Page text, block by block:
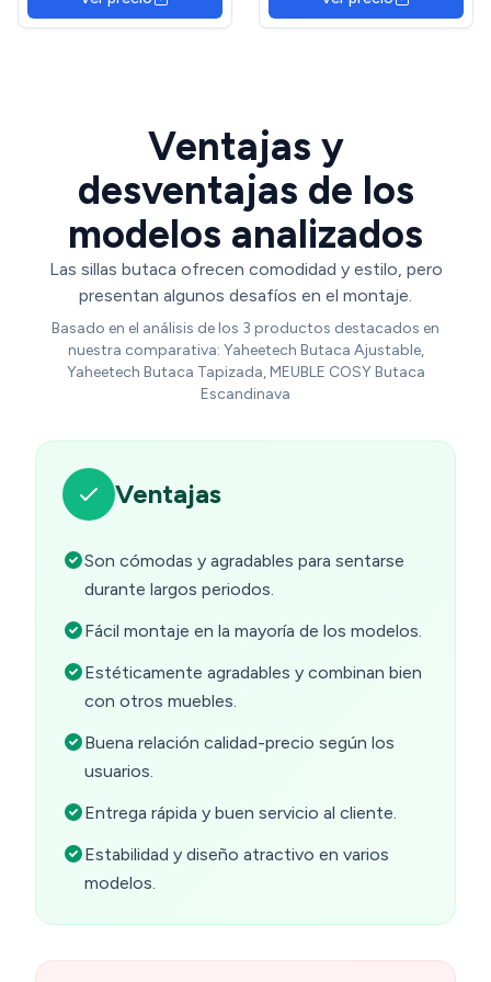
de 120 kg, Patas de Metal,
para Comedor, Cocina,
Carga 120 kg para Oficina
Estudio 66,5x94x100 cm
Ventajas y
desventajas de los
modelos analizados
Las sillas butaca ofrecen comodidad y estilo, pero
presentan algunos desafíos en el montaje.
Basado en el análisis de los 3 productos destacados en
nuestra comparativa: Yaheetech Butaca Ajustable,
Yaheetech Butaca Tapizada, MEUBLE COSY Butaca
Escandinava
Ventajas
Son cómodas y agradables para sentarse
durante largos periodos.
Fácil montaje en la mayoría de los modelos.
Estéticamente agradables y combinan bien
con otros muebles.
Buena relación calidad-precio según los
usuarios.
Entrega rápida y buen servicio al cliente.
Estabilidad y diseño atractivo en varios
modelos.